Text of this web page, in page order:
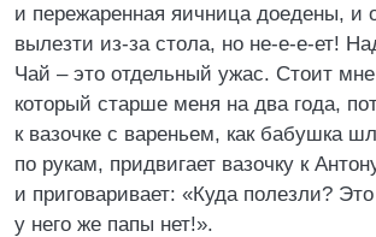
и пережаренная яичница доедены, и
вылезти из-за стола, но не-е-е-ет!
Чай – это отдельный ужас. Стоит
который старше меня на два года,
к вазочке с вареньем, как бабушка
по рукам, придвигает вазочку к
и приговаривает: «Куда полезли?
у него же папы нет!».